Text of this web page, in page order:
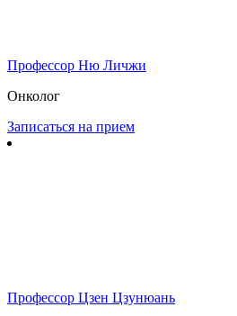
Профессор Ню Личжи
Онколог
Записаться на прием
Профессор Цзен Цзунюань